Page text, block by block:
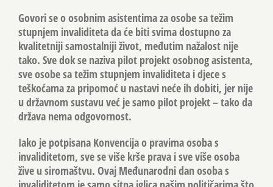
Govori se o osobnim asistentima za osobe sa težim
stupnjem invaliditeta da će biti svima dostupno za
kvalitetniji samostalniji život, međutim nažalost nije
tako. Sve dok se naziva pilot projekt osobnog asistenta,
sve osobe sa težim stupnjem invaliditeta i djece s
teškoćama za pripomoć u nastavi neće ih dobiti, jer nije
u državnom sustavu već je samo pilot projekt – tako da
država nema odgovornost.
Iako je potpisana Konvencija o pravima osoba s
invaliditetom, sve se više krše prava i sve više osoba
žive u siromaštvu. Ovaj Međunarodni dan osoba s